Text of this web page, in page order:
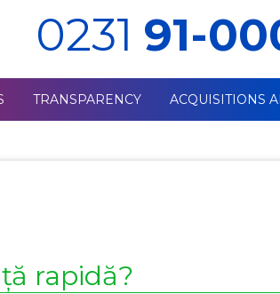
0231 91-
TRANSPARENCY ACQUISITIONS
rapidă?